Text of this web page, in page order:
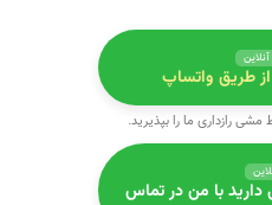
آنلاین
از طریق واتساپ
مشی رازداری ما را بپذیرید.
با من در تماس